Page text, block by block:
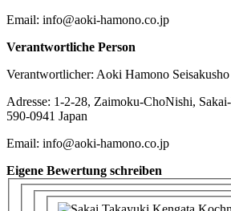
Email: info@aoki-hamono.co.jp
Verantwortliche Person
Verantwortlicher: Aoki Hamono
Adresse: 1-2-28, Zaimoku-ChoNishi,
590-0941 Japan
Email: info@aoki-hamono.co.jp
Eigene Bewertung schreiben